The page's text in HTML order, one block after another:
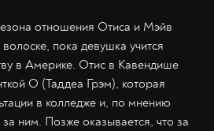
отношения Отиса и Мэйв
пока девушка учится
в Америке. Отис в Кавендише
О (Таддеа Грэм), которая
в колледже и, по мнению
ним. Позже оказывается, что за